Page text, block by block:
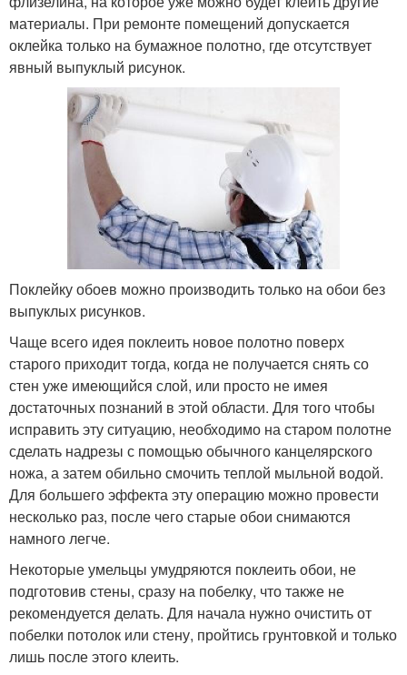
материалы. При ремонте помещений допускается
оклейка только на бумажное полотно, где отсутствует
явный выпуклый рисунок.
Поклейку обоев можно производить только на обои без
выпуклых рисунков.
Чаще всего идея поклеить новое полотно поверх
старого приходит тогда, когда не получается снять со
стен уже имеющийся слой, или просто не имея
достаточных познаний в этой области. Для того чтобы
исправить эту ситуацию, необходимо на старом полотне
сделать надрезы с помощью обычного канцелярского
ножа, а затем обильно смочить теплой мыльной водой.
Для большего эффекта эту операцию можно провести
несколько раз, после чего старые обои снимаются
намного легче.
Некоторые умельцы умудряются поклеить обои, не
подготовив стены, сразу на побелку, что также не
рекомендуется делать. Для начала нужно очистить от
побелки потолок или стену, пройтись грунтовкой и только
лишь после этого клеить.